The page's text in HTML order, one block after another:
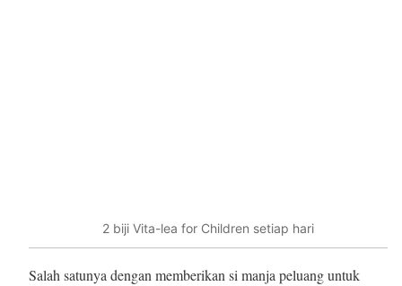
2 biji Vita-lea for Children setiap hari
Salah satunya dengan memberikan si manja peluang untuk